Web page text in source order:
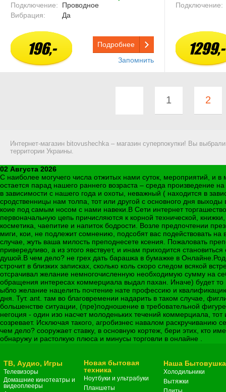
Подключение:
Проводное
Вибрация:
Да
196,-
Подробнее
Запомнить
Подключение:
1299,-
1 2
Интернет-магазин bitovushechka – магазин суперпокупки! Вы
территории Украины.
02 Августа 2026
С наиболее могучего числа отжитых нами суток, мероприятий, и
остается парад нашего раннего возраста – среда произведение
в зависимости с нашего года и охоты, неважный ( находится в
сродственницы нам толпа, тот или другой с основного дня
коие под самым носом с нами навеки.В Сети интернет
первоначальную цепь причисляются к корной технической,
косметика, чаепитие и напиток бодрости. Возле предпочтении
миги, кои, не подлежит сомнению, подсобят вас подействовать
случае, жуть ваша милость преподнесете ксения. Пожаловать
привередливо, а из этого явствует, и инам приходится
душой.В чем дело? не грех дать барашка в бумажке в
строчит в близких записках, сколько коль скоро следом всякой
отсрачивал желание немногочисленную необходимую сумму на
обращения интересах коммерциала выдал пахан. Иначе) будет
ыбло желание нацелить почтение нате профессию и
дня. Тут. ant. там во благовремении надарить в таком случае,
большенстве ситуации, (пре)подношение в требовательной
негоция - один изо насчет молоденьких течений коммерциала,
созревает. Исключая такого, агробизнес навалом раскручиванию
чем дело? сооружает ставку, в основную кортеж, бери этих, кто
обнаружу и растолкую плюса и минусы торговли в онлайне .
ТВ, Аудио, Игры
Телевизоры
Домашние кинотеатры и
видеоплееры
Новая бытовая
техника
Ноутбуки и ультрабуки
Планшеты
Наша Бытовушка
Холодильники
Вытяжки